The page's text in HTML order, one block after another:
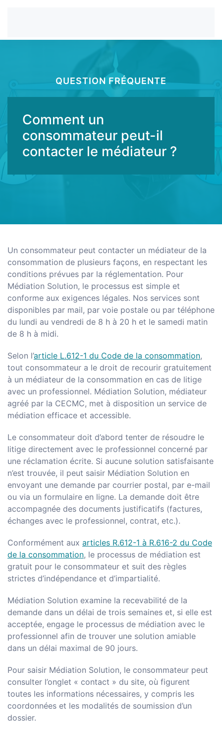
QUESTION FRÉQUENTE
Comment un
consommateur peut-il
contacter le médiateur ?
Un consommateur peut contacter un médiateur de la
consommation de plusieurs façons, en respectant les
conditions prévues par la réglementation. Pour
Médiation Solution, le processus est simple et
conforme aux exigences légales. Nos services sont
disponibles par mail, par voie postale ou par téléphone
du lundi au vendredi de 8 h à 20 h et le samedi matin
de 8 h à midi.
Selon l’article L.612-1 du Code de la consommation,
tout consommateur a le droit de recourir gratuitement
à un médiateur de la consommation en cas de litige
avec un professionnel. Médiation Solution, médiateur
agréé par la CECMC, met à disposition un service de
médiation efficace et accessible.
Le consommateur doit d’abord tenter de résoudre le
litige directement avec le professionnel concerné par
une réclamation écrite. Si aucune solution satisfaisante
n’est trouvée, il peut saisir Médiation Solution en
envoyant une demande par courrier postal, par e-mail
ou via un formulaire en ligne. La demande doit être
accompagnée des documents justificatifs (factures,
échanges avec le professionnel, contrat, etc.).
Conformément aux articles R.612-1 à R.616-2 du Code
de la consommation​, le processus de médiation est
gratuit pour le consommateur et suit des règles
strictes d’indépendance et d’impartialité.
Médiation Solution examine la recevabilité de la
demande dans un délai de trois semaines et, si elle est
acceptée, engage le processus de médiation avec le
professionnel afin de trouver une solution amiable
dans un délai maximal de 90 jours​.
Pour saisir Médiation Solution, le consommateur peut
consulter l’onglet « contact » du site, où figurent
toutes les informations nécessaires, y compris les
coordonnées et les modalités de soumission d’un
dossier.